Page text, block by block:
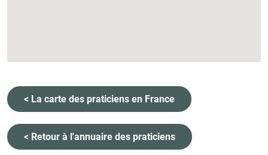
< La carte des praticiens en France
< Retour à l'annuaire des praticiens